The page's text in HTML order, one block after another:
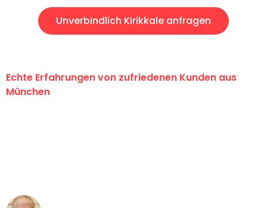
Unverbindlich Kirikkale anfragen
Echte Erfahrungen von zufriedenen Kunden aus
München